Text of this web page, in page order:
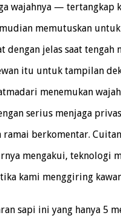
— tertangkap
memutuskan
jelas saat
itu untuk tampilan
menemukan
serius menjaga
ramai berkomentar.
mengakui, teknologi
kami menggiring
sapi ini yang hanya 5